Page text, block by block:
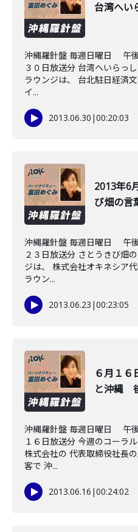
台湾へ
沖縄羅針盤 毎週日曜日 午
３０日放送分 台湾へいらっ
ラウンジは、 台北駐日経済
イ...
2013.06.30 |00:20:03
2013年6
び畑の言
沖縄羅針盤 毎週日曜日 午
２３日放送分 さとうきび畑
ジは、 株式会社オキネシア
ラウン...
2013.06.23 |00:23:05
６月１
と沖縄
沖縄羅針盤 毎週日曜日 午
１６日放送分 今週のコーラ
株式会社の 代表取締役社長
客で 沖...
2013.06.16 |00:24:02